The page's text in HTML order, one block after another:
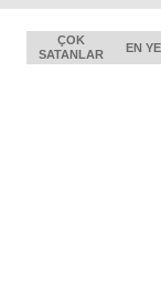
ÇOK
SATANLAR
EN